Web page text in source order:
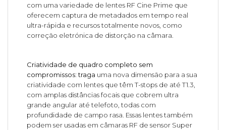
com uma variedade de lentes RF Cine Prime que
oferecem captura de metadados em tempo real
ultra-rápida e recursos totalmente novos, como
correção eletrónica de distorção na câmara.
Criatividade de quadro completo sem
compromissos: traga uma nova dimensão para a sua
criatividade com lentes que têm T-stops de até T1.3,
com amplas distâncias focais que cobrem ultra
grande angular até telefoto, todas com
profundidade de campo rasa. Essas lentes também
podem ser usadas em câmaras RF de sensor Super